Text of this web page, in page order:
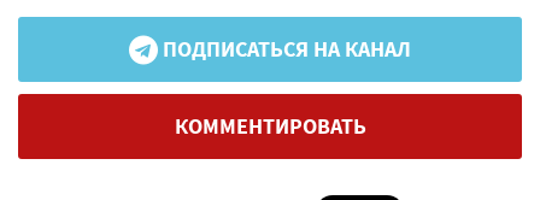
ПОДПИСАТЬСЯ НА КАНАЛ
КОММЕНТИРОВАТЬ